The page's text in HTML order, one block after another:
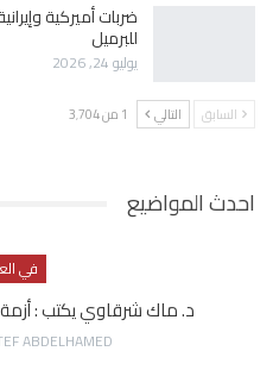
ضربات أميركية
للبرميل
يوليو 24, 2026
السابق التالي 1 من 3٬704
احدث المواضيع
في
د. ماك شرقاوي يكتب : أزمة